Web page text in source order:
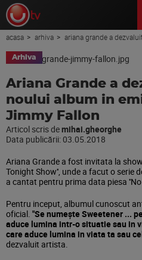
acasa arhiva ariana grande a dezvaluit
Arhiva
Ariana Grande a
noului album in
Jimmy Fallon
Articol scris demihai.gheorghe
Data publicării: 03.05.2018
Ariana Grande a fost invitata la
Tonight Show'', unde a facut o serie
a cantat pentru prima data piesa ''No
Pentru inceput, albumul cunoscut
oficial. "Se numește Sweetener ...
aduce lumina intr-o situatie sau in
care aduce lumina in viata ta sau
dezvaluit artista.